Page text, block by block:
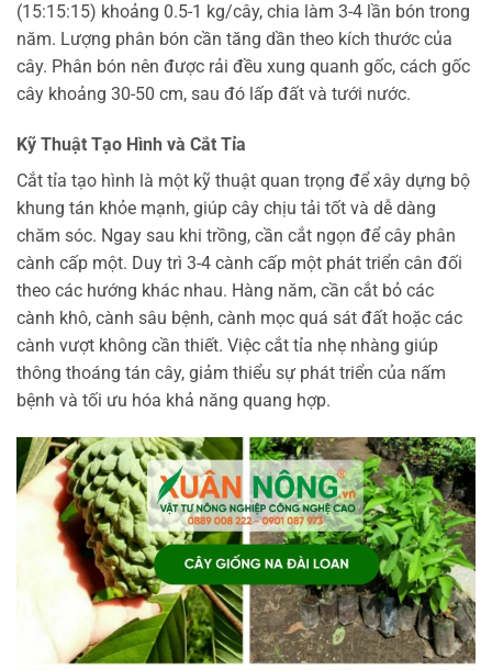
(15:15:15) khoảng 0.5-1 kg/cây, chia làm 3-4 lần bón trong
năm. Lượng phân bón cần tăng dần theo kích thước của
cây. Phân bón nên được rải đều xung quanh gốc, cách gốc
cây khoảng 30-50 cm, sau đó lấp đất và tưới nước.
Kỹ Thuật Tạo Hình và Cắt Tỉa
Cắt tỉa tạo hình là một kỹ thuật quan trọng để xây dựng bộ
khung tán khỏe mạnh, giúp cây chịu tải tốt và dễ dàng
chăm sóc. Ngay sau khi trồng, cần cắt ngọn để cây phân
cành cấp một. Duy trì 3-4 cành cấp một phát triển cân đối
theo các hướng khác nhau. Hàng năm, cần cắt bỏ các
cành khô, cành sâu bệnh, cành mọc quá sát đất hoặc các
cành vượt không cần thiết. Việc cắt tỉa nhẹ nhàng giúp
thông thoáng tán cây, giảm thiểu sự phát triển của nấm
bệnh và tối ưu hóa khả năng quang hợp.